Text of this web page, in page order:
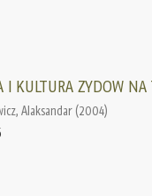
I KULTURA ZYDOW
Alaksandar (2004)